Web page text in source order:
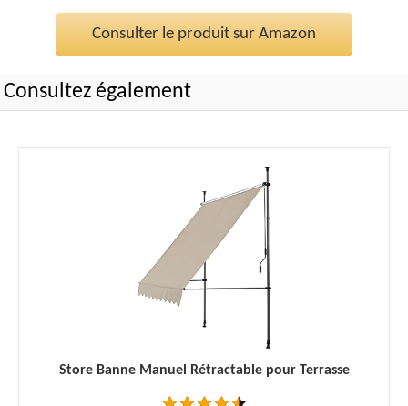
Consulter le produit sur Amazon
Consultez également
Store Banne Manuel Rétractable pour Terrasse